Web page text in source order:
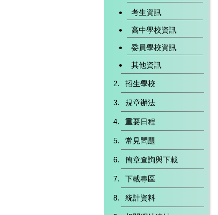
考生資訊
高中學校資訊
委員學校資訊
其他資訊
招生學校
規章辦法
重要日程
常見問題
簡章查詢與下載
下載專區
統計資料